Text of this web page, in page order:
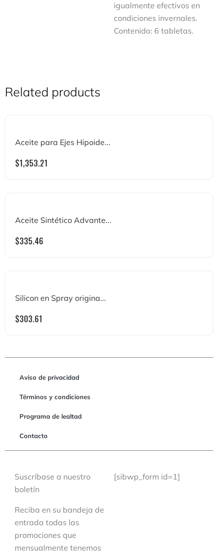
igualmente efectivos en
condiciones invernales.
Contenido: 6 tabletas.
Related products
Aceite para Ejes Hipoide...
$1,353.21
Aceite Sintético Advante...
$335.46
Silicon en Spray origina...
$303.61
Aviso de privacidad
Términos y condiciones
Programa de lealtad
Contacto
Suscríbase a nuestro
boletín
Reciba en su bandeja de
entrada todas las
promociones que
mensualmente tenemos
[sibwp_form id=1]